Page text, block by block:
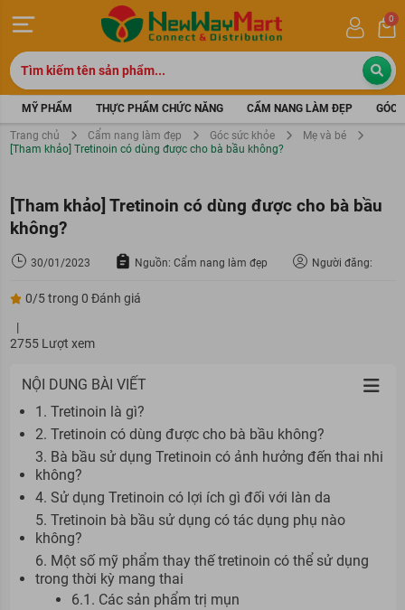
0
MỸ PHẨM THỰC PHẨM CHỨC NĂNG CẨM NANG LÀM ĐẸP GÓC
Trang chủ Cẩm nang làm đẹp Góc sức khỏe
Mẹ và bé
[Tham khảo] Tretinoin có dùng được cho bà bầu không?
[Tham khảo] Tretinoin có dùng được cho bà bầu
không?
30/01/2023 Nguồn: Cẩm nang làm đẹp Người đăng:
0/5 trong 0 Đánh giá
|
2755 Lượt xem
NỘI DUNG BÀI VIẾT
1. Tretinoin là gì?
2. Tretinoin có dùng được cho bà bầu không?
3. Bà bầu sử dụng Tretinoin có ảnh hưởng đến thai nhi
không?
4. Sử dụng Tretinoin có lợi ích gì đối với làn da
5. Tretinoin bà bầu sử dụng có tác dụng phụ nào
không?
6. Một số mỹ phẩm thay thế tretinoin có thể sử dụng
trong thời kỳ mang thai
6.1. Các sản phẩm trị mụn